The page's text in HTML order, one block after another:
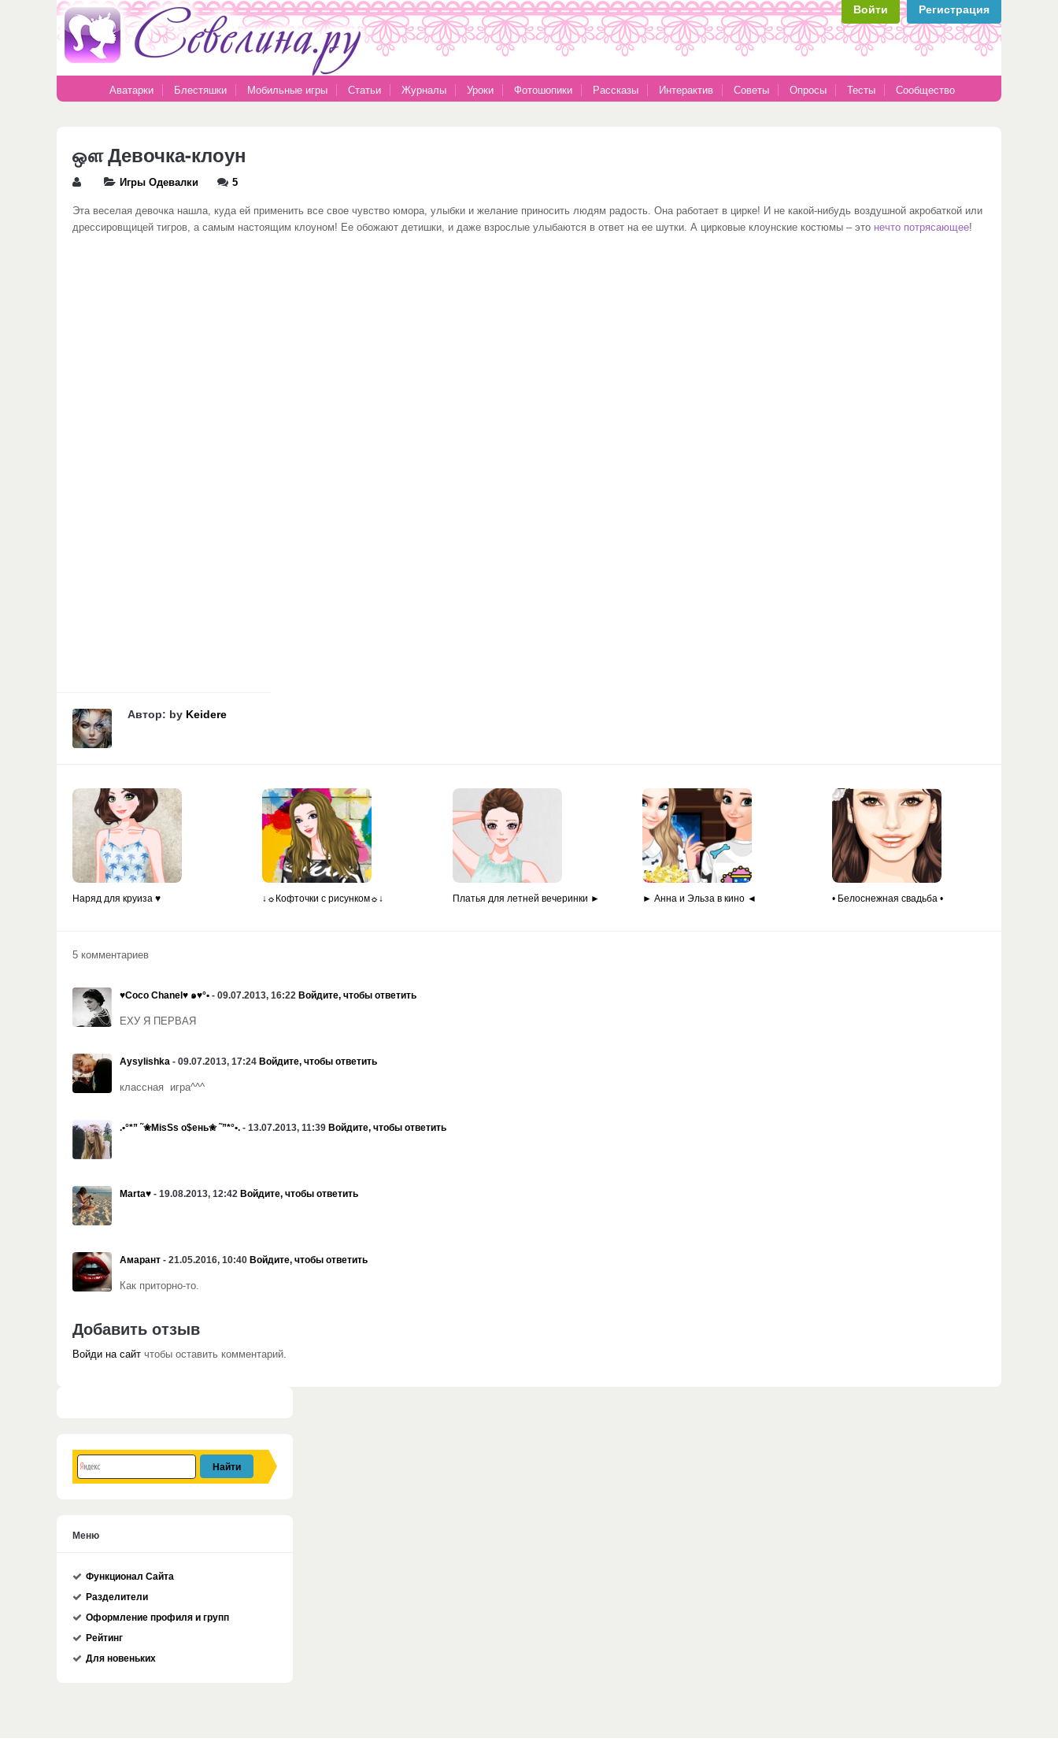
Войти Регистрация
Аватарки Блестяшки Мобильные игры Статьи Журналы Уроки Фотошопики Рассказы Интерактив Советы Опросы Тесты Сообщество
ஔ Девочка-клоун
Игры Одевалки 5
Эта веселая девочка нашла, куда ей применить все свое чувство юмора, улыбки и желание приносить людям радость. Она работает в цирке! И не какой-нибудь воздушной акробаткой или
дрессировщицей тигров, а самым настоящим клоуном! Ее обожают детишки, и даже взрослые улыбаются в ответ на ее шутки. А цирковые клоунские костюмы – это нечто потрясающее!
Автор: by Keidere
Наряд для круиза ♥ ↓☼Кофточки с рисунком☼↓ Платья для летней вечеринки ► ► Анна и Эльза в кино ◄ • Белоснежная свадьба •
5 комментариев
♥Coco Chanel♥ ๑♥°• - 09.07.2013, 16:22 Войдите, чтобы ответить
ЕХУ Я ПЕРВАЯ
Aysylishka - 09.07.2013, 17:24 Войдите, чтобы ответить
классная игра^^^
.•°*” ˜✬MisSs o$ень✬ ˜”*°•. - 13.07.2013, 11:39 Войдите, чтобы ответить
Marta♥ - 19.08.2013, 12:42 Войдите, чтобы ответить
Амарант - 21.05.2016, 10:40 Войдите, чтобы ответить
Как приторно-то.
Добавить отзыв
Войди на сайт чтобы оставить комментарий.
Меню
Функционал Сайта
Разделители
Оформление профиля и групп
Рейтинг
Для новеньких